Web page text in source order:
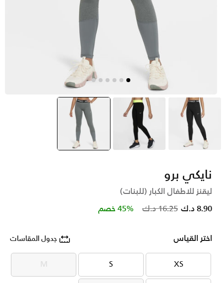
أسود أسود selected
رمادي
نايكي برو
ليقنز للاطفال الكبار (للبنات)
Price reduced from
16.25 د.ك to 8.90 د.ك 45% خصم
اختر القياس جدول المقاسات
XS
XS
S
S
M
M